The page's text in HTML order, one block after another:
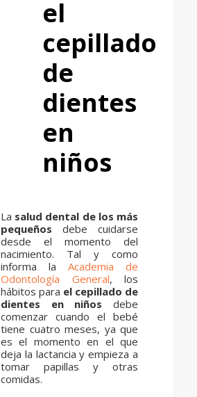
el
cepillado
de
dientes
en
niños
La salud dental de los más
pequeños debe cuidarse
desde el momento del
nacimiento. Tal y como
informa la Academia de
Odontología General, los
hábitos para el cepillado de
dientes en niños debe
comenzar cuando el bebé
tiene cuatro meses, ya que
es el momento en el que
deja la lactancia y empieza a
tomar papillas y otras
comidas.